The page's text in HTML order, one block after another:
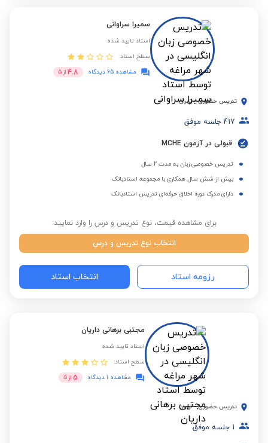
سمیرا سراوانی
استاد تایید شده
سطح استاد:
مشاهده 65 دیدگاه
4.8 از 5
تدریس حضوری - تهران
417 جلسه موفق
قبولی در آزمون MCHE
تدریس خصوصی زبان به مدت 2 سال
بیش از شش سال همکاری با مجموعه استادبانک
دارای مدرک دوره اخلاق حرفه‌ای تدریس استادبانک
برای مشاهده قیمت، نوع تدریس و درس را وارد نمایید:
انتخاب نوع تدریس و درس
رزومه استاد انتخاب استاد
مجتبی برهانی داریان
استاد تایید شده
سطح استاد:
مشاهده 1 دیدگاه
5 از 5
تدریس حضوری - تهران
1 جلسه موفق